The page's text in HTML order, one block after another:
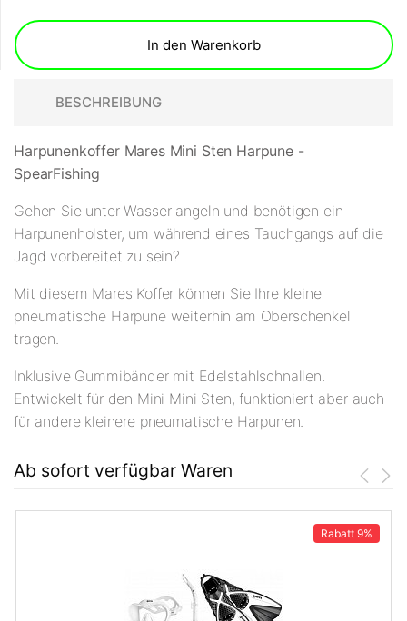
In den Warenkorb
BESCHREIBUNG
Harpunenkoffer Mares Mini Sten Harpune -
SpearFishing
Gehen Sie unter Wasser angeln und benötigen ein
Harpunenholster, um während eines Tauchgangs auf die
Jagd vorbereitet zu sein?
Mit diesem Mares Koffer können Sie Ihre kleine
pneumatische Harpune weiterhin am Oberschenkel
tragen.
Inklusive Gummibänder mit Edelstahlschnallen.
Entwickelt für den Mini Mini Sten, funktioniert aber auch
für andere kleinere pneumatische Harpunen.
Ab sofort verfügbar Waren
Rabatt 9%